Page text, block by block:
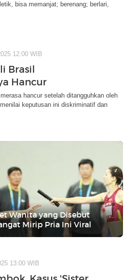
bisa memanjat; berenang; berlari,
12:00 WIB
Brasil
Hancur
hancur setelah ditangguhkan oleh
keputusan ini diskriminatif dan
Wanita yang Disebut
Mirip Pria Ini Viral
13:00 WIB